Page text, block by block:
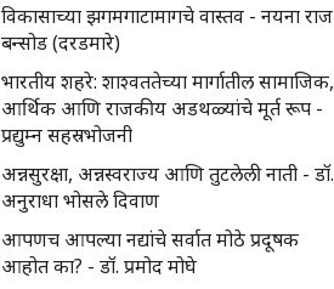
विकासाच्या झगमगाटामागचे वास्तव - नयना राज
बन्सोड (दरडमारे)
भारतीय शहरे: शाश्वततेच्या मार्गातील सामाजिक,
आर्थिक आणि राजकीय अडथळ्यांचे मूर्त रूप -
प्रद्युम्न सहस्रभोजनी
अन्नसुरक्षा, अन्नस्वराज्य आणि तुटलेली नाती - डॉ.
अनुराधा भोसले दिवाण
आपणच आपल्या नद्यांचे सर्वात मोठे प्रदूषक
आहोत का? - डॉ. प्रमोद मोघे